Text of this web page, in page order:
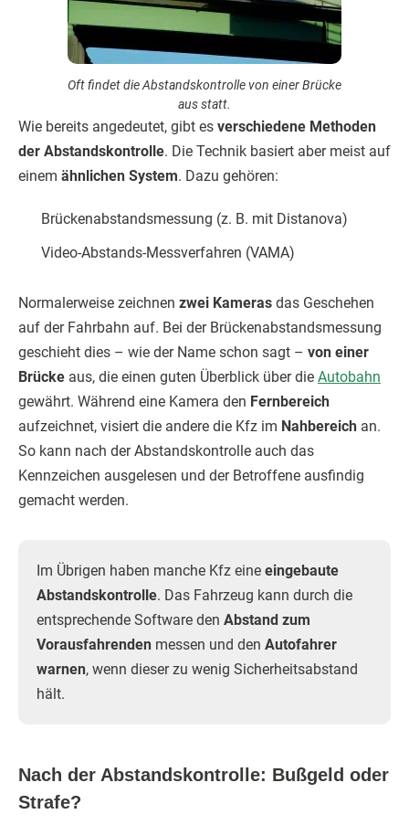
Oft findet die Abstandskontrolle von einer Brücke
aus statt.
Wie bereits angedeutet, gibt es verschiedene Methoden
der Abstandskontrolle. Die Technik basiert aber meist auf
einem ähnlichen System. Dazu gehören:
Brückenabstandsmessung (z. B. mit Distanova)
Video-Abstands-Messverfahren (VAMA)
Normalerweise zeichnen zwei Kameras das Geschehen
auf der Fahrbahn auf. Bei der Brückenabstandsmessung
geschieht dies – wie der Name schon sagt – von einer
Brücke aus, die einen guten Überblick über die Autobahn
gewährt. Während eine Kamera den Fernbereich
aufzeichnet, visiert die andere die Kfz im Nahbereich an.
So kann nach der Abstandskontrolle auch das
Kennzeichen ausgelesen und der Betroffene ausfindig
gemacht werden.
Im Übrigen haben manche Kfz eine eingebaute
Abstandskontrolle. Das Fahrzeug kann durch die
entsprechende Software den Abstand zum
Vorausfahrenden messen und den Autofahrer
warnen, wenn dieser zu wenig Sicherheitsabstand
hält.
Nach der Abstandskontrolle: Bußgeld oder
Strafe?